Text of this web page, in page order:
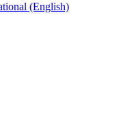
(English)